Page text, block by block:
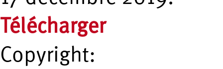
Télécharger
Copyright: